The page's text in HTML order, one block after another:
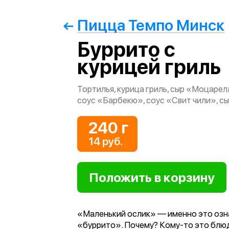
Пицца Темпо Минск
Буррито с
курицей гриль
Тортилья, курица гриль, сыр
соус «Барбекю», соус «Свит чили»,
240 г
14 руб.
«Маленький ослик» — именно это
«буррито». Почему? Кому-то это